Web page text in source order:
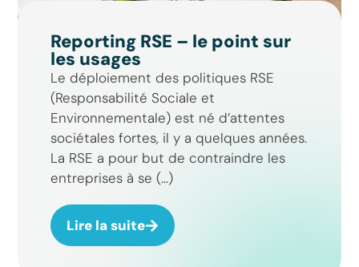
Reporting RSE – le point sur
les usages
Le déploiement des politiques RSE
(Responsabilité Sociale et
Environnementale) est né d’attentes
sociétales fortes, il y a quelques années.
La RSE a pour but de contraindre les
entreprises à se (...)
Lire la suite